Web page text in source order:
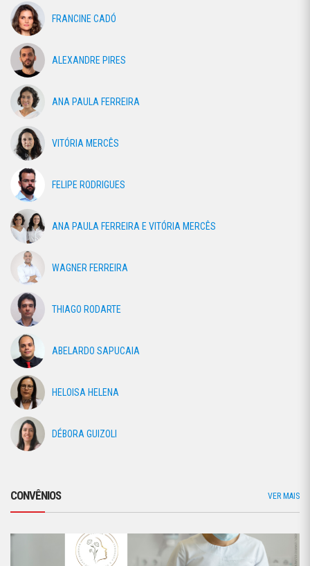
FRANCINE CADÓ
ALEXANDRE PIRES
ANA PAULA FERREIRA
VITÓRIA MERCÊS
FELIPE RODRIGUES
ANA PAULA FERREIRA E VITÓRIA MERCÊS
WAGNER FERREIRA
THIAGO RODARTE
ABELARDO SAPUCAIA
HELOISA HELENA
DÉBORA GUIZOLI
CONVÊNIOS VER MAIS